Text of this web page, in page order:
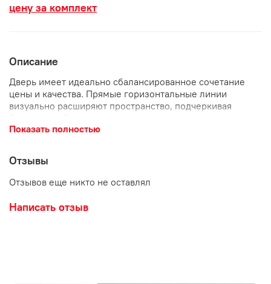
цену за комплект
Описание
Дверь имеет идеально сбалансированное сочетание
цены и качества. Прямые горизонтальные линии
визуально расширяют пространство, подчеркивая
Стеклянные вставки пропускают свет из других комнат,
Особенность конструкции в том, что ее можно
разобрать и поменять отдельные элементы (царги и
стеклянные вставки). Экошпон считается популярным
материалом за счет своей практичности и эстетичного
внешнего вида. Двери с таким покрытием чаще всего не
имеют кромки, что продлевает срок их службы.
Показать полностью
Отзывы
Отзывов еще никто не оставлял
Написать отзыв